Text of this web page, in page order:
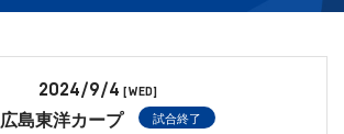
2024/9/4 [WED]
広島東洋カープ 試合終了